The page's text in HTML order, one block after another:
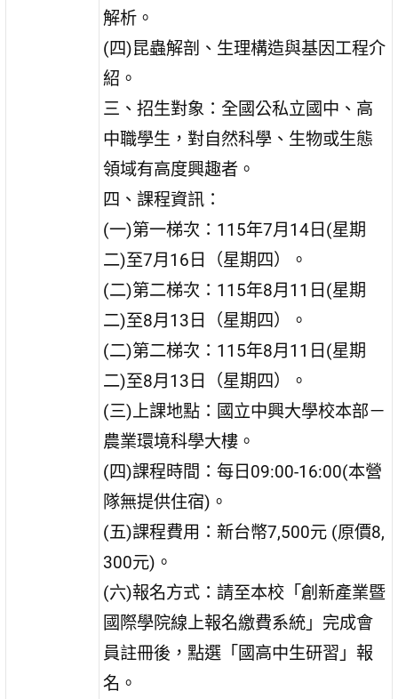
解析。
(四)昆蟲解剖、生理構造與基因工程介
紹。
三、招生對象：全國公私立國中、高
中職學生，對自然科學、生物或生態
領域有高度興趣者。
四、課程資訊：
(一)第一梯次：115年7月14日(星期
二)至7月16日（星期四）。
(二)第二梯次：115年8月11日(星期
二)至8月13日（星期四）。
(二)第二梯次：115年8月11日(星期
二)至8月13日（星期四）。
(三)上課地點：國立中興大學校本部－
農業環境科學大樓。
(四)課程時間：每日09:00-16:00(本營
隊無提供住宿)。
(五)課程費用：新台幣7,500元 (原價8,
300元)。
(六)報名方式：請至本校「創新產業暨
國際學院線上報名繳費系統」完成會
員註冊後，點選「國高中生研習」報
名。